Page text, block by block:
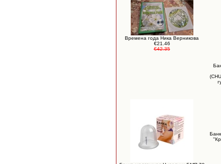
Времена года Ника Верникова
€21.46
€42.35